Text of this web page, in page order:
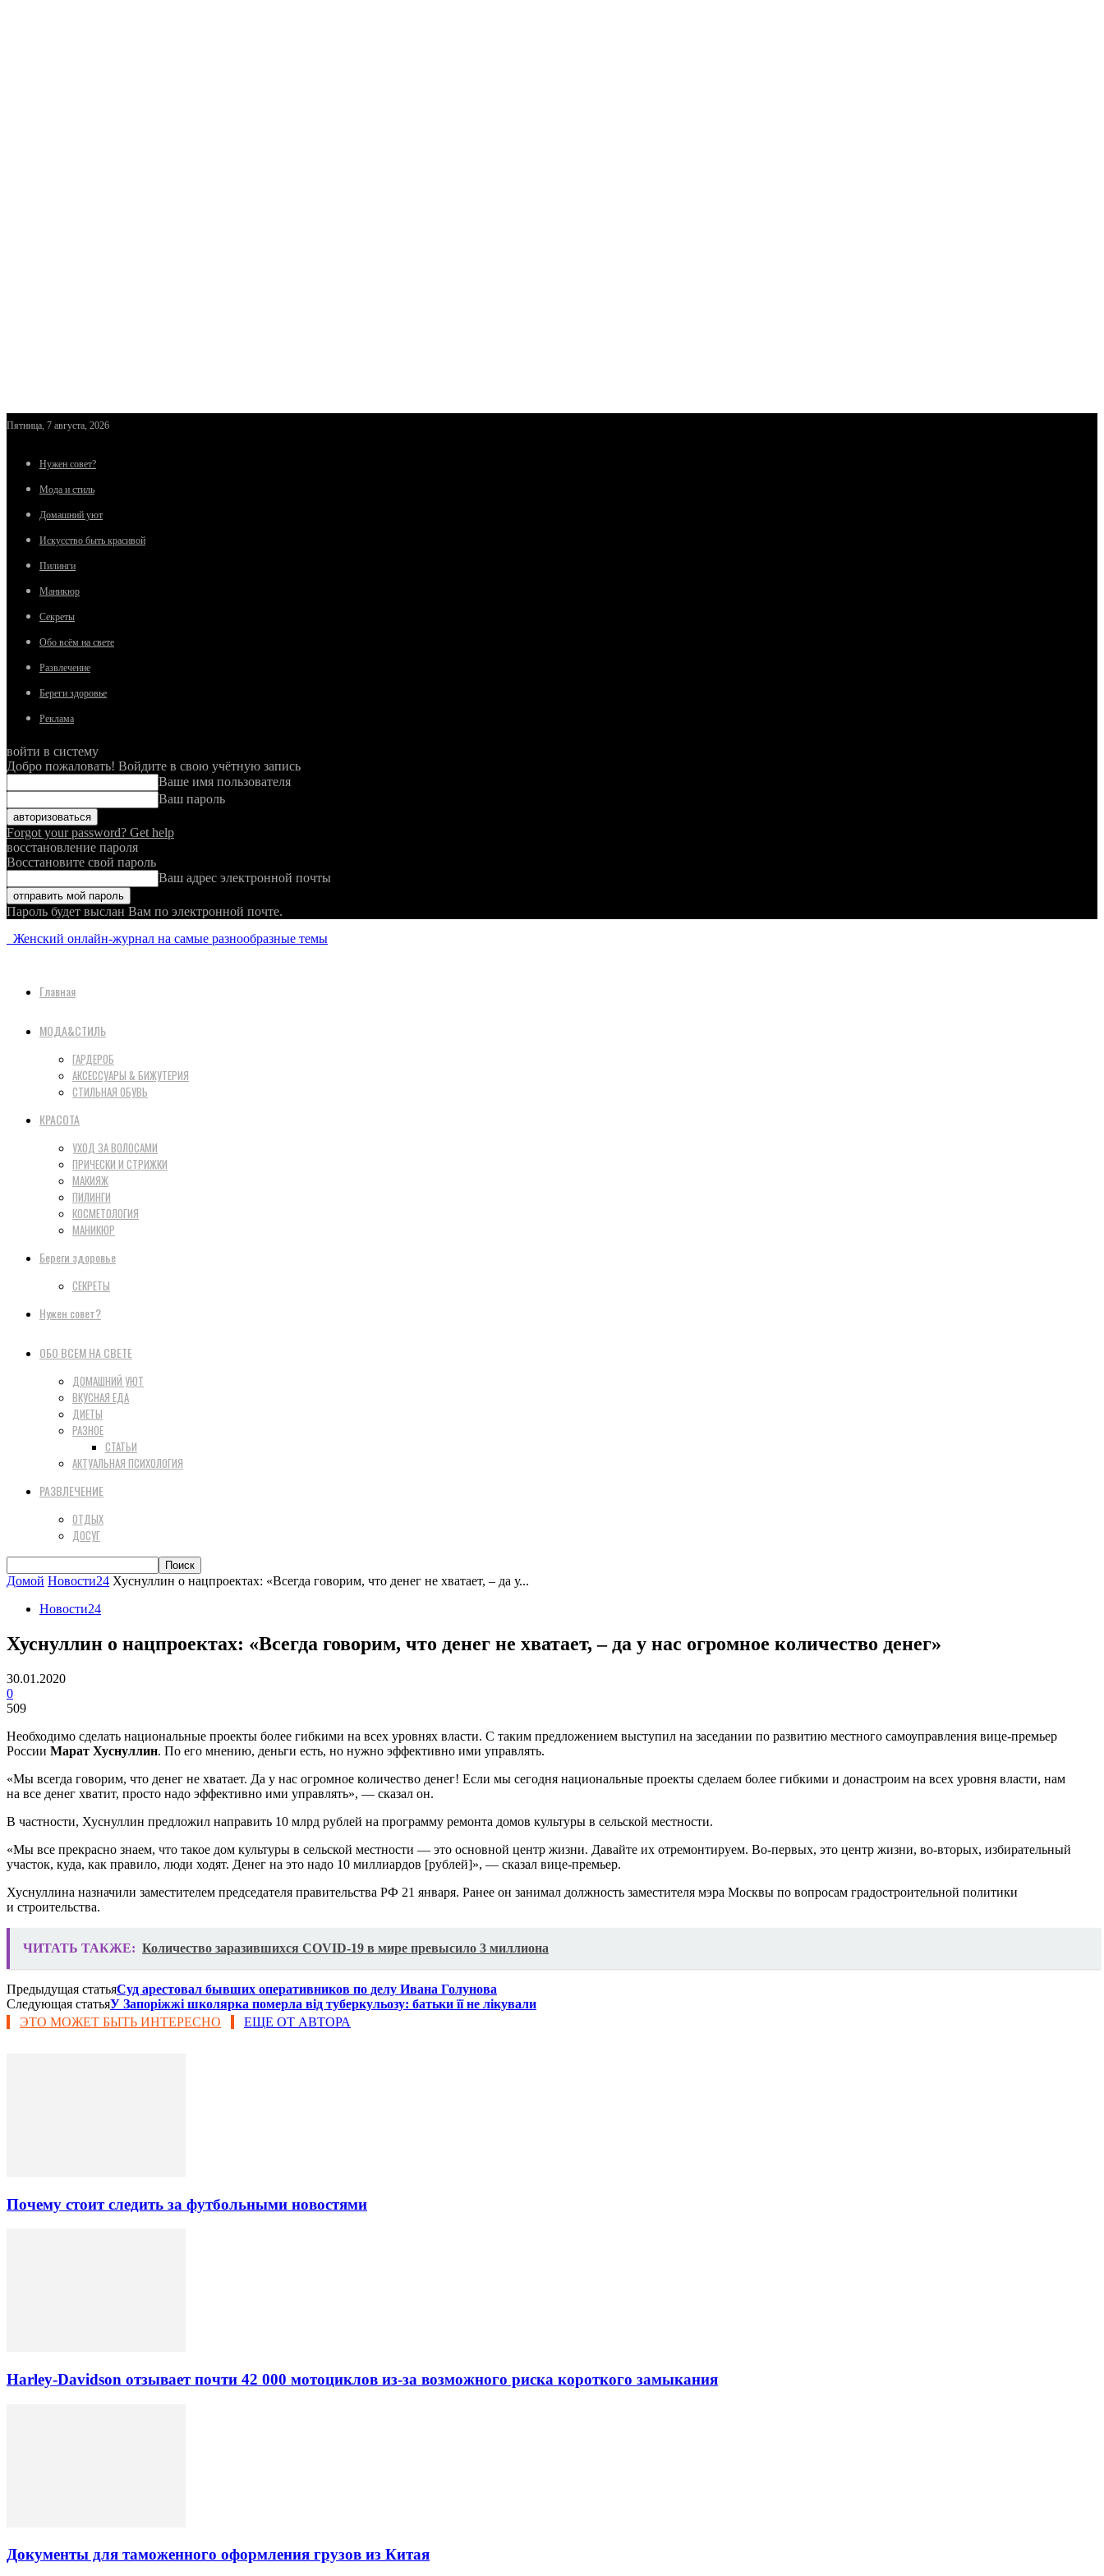
Пятница, 7 августа, 2026
Нужен совет?
Мода и стиль
Домашний уют
Искусство быть красивой
Пилинги
Маникюр
Секреты
Обо всём на свете
Развлечение
Береги здоровье
Реклама
войти в систему
Добро пожаловать! Войдите в свою учётную запись
Ваше имя пользователя
Ваш пароль
Forgot your password? Get help
восстановление пароля
Восстановите свой пароль
Ваш адрес электронной почты
Пароль будет выслан Вам по электронной почте.
Женский онлайн-журнал на самые разнообразные темы
Главная
МОДА&СТИЛЬ
ГАРДЕРОБ
АКСЕССУАРЫ & БИЖУТЕРИЯ
СТИЛЬНАЯ ОБУВЬ
КРАСОТА
УХОД ЗА ВОЛОСАМИ
ПРИЧЕСКИ И СТРИЖКИ
МАКИЯЖ
ПИЛИНГИ
КОСМЕТОЛОГИЯ
МАНИКЮР
Береги здоровье
СЕКРЕТЫ
Нужен совет?
ОБО ВСЕМ НА СВЕТЕ
ДОМАШНИЙ УЮТ
ВКУСНАЯ ЕДА
ДИЕТЫ
РАЗНОЕ
СТАТЬИ
АКТУАЛЬНАЯ ПСИХОЛОГИЯ
РАЗВЛЕЧЕНИЕ
ОТДЫХ
ДОСУГ
Домой Новости24 Хуснуллин о нацпроектах: «Всегда говорим, что денег не хватает, – да у...
Новости24
Хуснуллин о нацпроектах: «Всегда говорим, что денег не хватает, – да у нас огромное количество денег»
30.01.2020
0
509
Необходимо сделать национальные проекты более гибкими на всех уровнях власти. С таким предложением выступил на заседании по развитию местного самоуправления вице-премьер
России Марат Хуснуллин. По его мнению, деньги есть, но нужно эффективно ими управлять.
«Мы всегда говорим, что денег не хватает. Да у нас огромное количество денег! Если мы сегодня национальные проекты сделаем более гибкими и донастроим на всех уровня власти, нам
на все денег хватит, просто надо эффективно ими управлять», — сказал он.
В частности, Хуснуллин предложил направить 10 млрд рублей на программу ремонта домов культуры в сельской местности.
«Мы все прекрасно знаем, что такое дом культуры в сельской местности — это основной центр жизни. Давайте их отремонтируем. Во-первых, это центр жизни, во-вторых, избирательный
участок, куда, как правило, люди ходят. Денег на это надо 10 миллиардов [рублей]», — сказал вице-премьер.
Хуснуллина назначили заместителем председателя правительства РФ 21 января. Ранее он занимал должность заместителя мэра Москвы по вопросам градостроительной политики
и строительства.
ЧИТАТЬ ТАКЖЕ: Количество заразившихся COVID-19 в мире превысило 3 миллиона
Предыдущая статьяСуд арестовал бывших оперативников по делу Ивана Голунова
Следующая статьяУ Запоріжжі школярка померла від туберкульозу: батьки її не лікували
ЭТО МОЖЕТ БЫТЬ ИНТЕРЕСНО
ЕЩЕ ОТ АВТОРА
Почему стоит следить за футбольными новостями
Harley-Davidson отзывает почти 42 000 мотоциклов из-за возможного риска короткого замыкания
Документы для таможенного оформления грузов из Китая